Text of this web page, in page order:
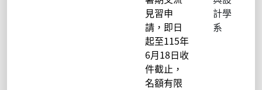
見習申
請，即日
起至115年
6月18日收
件截止，
名額有限
計學
系